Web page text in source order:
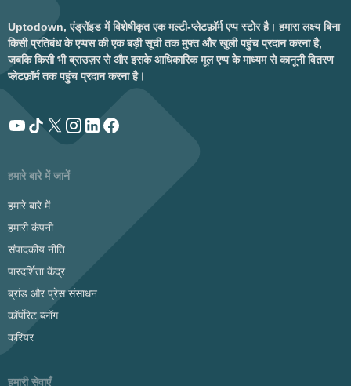
Uptodown, एंड्रॉइड में विशेषीकृत एक मल्टी-प्लेटफ़ॉर्म एप्प स्टोर है। हमारा लक्ष्य बिना
किसी प्रतिबंध के एप्पस की एक बड़ी सूची तक मुफ्त और खुली पहुंच प्रदान करना है,
जबकि किसी भी ब्राउज़र से और इसके आधिकारिक मूल एप्प के माध्यम से कानूनी वितरण
प्लेटफ़ॉर्म तक पहुंच प्रदान करना है।
हमारे बारे में जानें
हमारे बारे में
हमारी कंपनी
संपादकीय नीति
पारदर्शिता केंद्र
ब्रांड और प्रेस संसाधन
कॉर्पोरेट ब्लॉग
करियर
हमारी सेवाएँ